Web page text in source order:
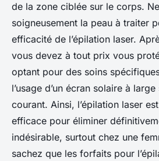
de la zone ciblée sur le corps.
soigneusement la peau à traiter
efficacité de l’épilation laser.
vous devez à tout prix vous
optant pour des soins
l’usage d’un écran solaire à
courant. Ainsi, l’épilation laser
efficace pour éliminer
indésirable, surtout chez une
sachez que les forfaits pour